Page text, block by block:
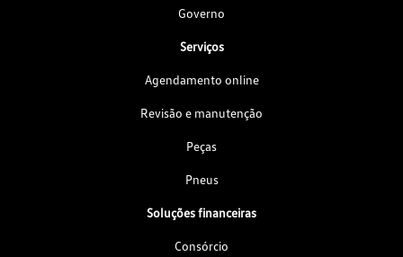
Governo
Serviços
Agendamento online
Revisão e manutenção
Peças
Pneus
Soluções financeiras
Consórcio